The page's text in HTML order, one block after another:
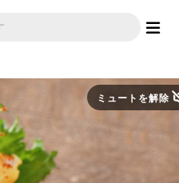
ミュートを解除